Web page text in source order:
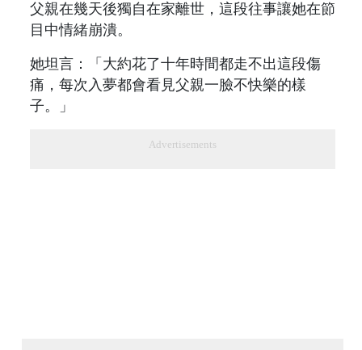
父親在幾天後獨自在家離世，這段往事讓她在節
目中情緒崩潰。
她坦言：「大約花了十年時間都走不出這段傷
痛，每次入夢都會看見父親一臉不快樂的樣
子。」
Advertisements